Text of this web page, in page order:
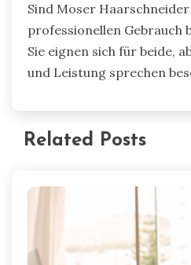
Sind Moser
professionellen Gebrauch
Sie eignen sich für beide,
und Leistung sprechen
Related Posts